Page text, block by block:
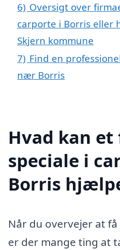
6) Oversigt over
carporte i Borris eller
Skjern kommune
7) Find en
nær Borris
Hvad kan
speciale i
Borris
Når du overvejer at
er der mange ting at